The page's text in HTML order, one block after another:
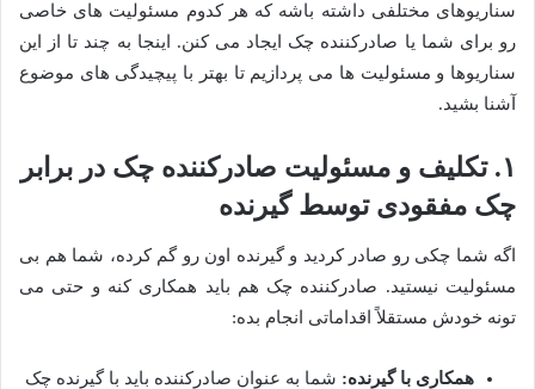
سناریوهای مختلفی داشته باشه که هر کدوم مسئولیت های خاصی
رو برای شما یا صادرکننده چک ایجاد می کنن. اینجا به چند تا از این
سناریوها و مسئولیت ها می پردازیم تا بهتر با پیچیدگی های موضوع
آشنا بشید.
۱. تکلیف و مسئولیت صادرکننده چک در برابر
چک مفقودی توسط گیرنده
اگه شما چکی رو صادر کردید و گیرنده اون رو گم کرده، شما هم بی
مسئولیت نیستید. صادرکننده چک هم باید همکاری کنه و حتی می
تونه خودش مستقلاً اقداماتی انجام بده:
همکاری با گیرنده: شما به عنوان صادرکننده باید با گیرنده چک